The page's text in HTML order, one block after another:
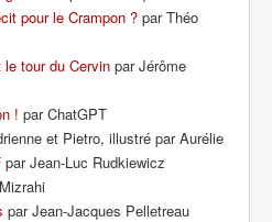
pour le Crampon ? par Théo
tour du Cervin par Jérôme
! par ChatGPT
et Pietro, illustré par Aurélie
par Jean-Luc Rudkiewicz
par Jean-Jacques Pelletreau